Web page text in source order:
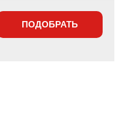
ПОДОБРАТЬ